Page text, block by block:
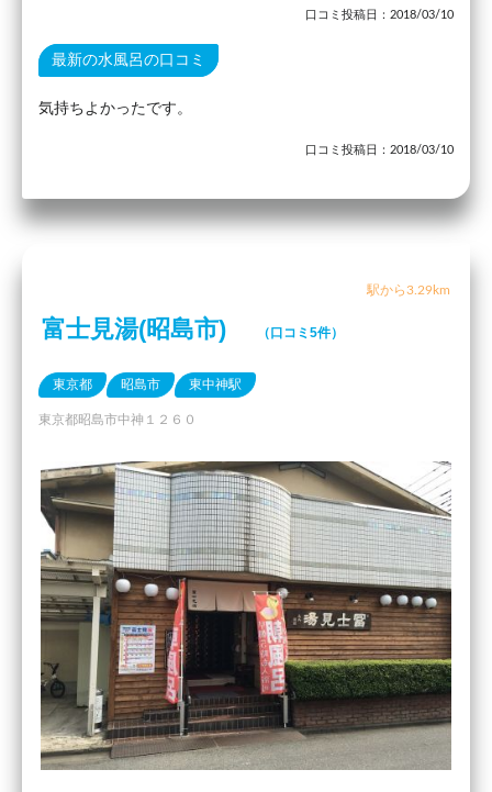
口コミ投稿日：2018/03/10
最新の水風呂の口コミ
気持ちよかったです。
口コミ投稿日：2018/03/10
駅から3.29km
富士見湯(昭島市) （口コミ5件）
東京都 昭島市 東中神駅
東京都昭島市中神１２６０